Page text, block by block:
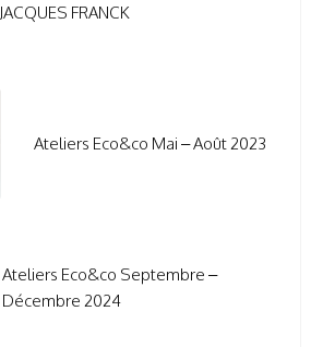
JACQUES FRANCK
Ateliers Eco&co Mai – Août 2023
Ateliers Eco&co Septembre –
Décembre 2024